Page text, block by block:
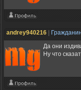
andrey940216
Да они
Ну что